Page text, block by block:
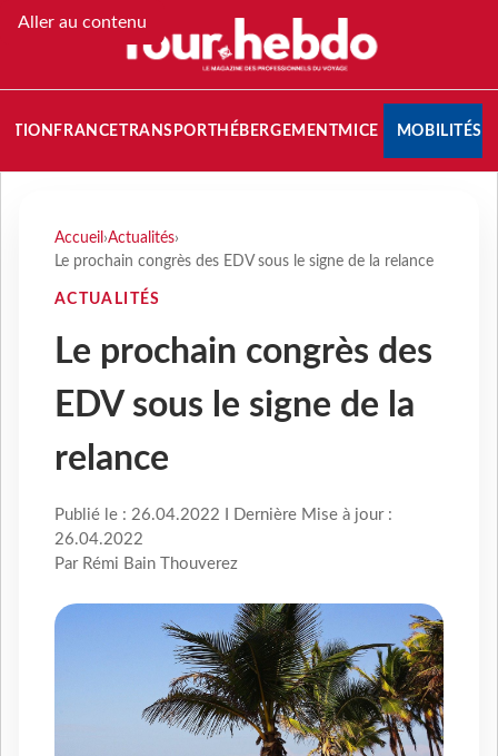
Aller au contenu
FRANCETRANSPORT HÉBERGEMENTMICE MOBILITÉS
Accueil ›Actualités›
Le prochain congrès des EDV sous le signe de la relance
ACTUALITÉS
Le prochain congrès des
EDV sous le signe de la
relance
Publié le : 26.04.2022 I Dernière Mise à jour :
26.04.2022
Par Rémi Bain Thouverez